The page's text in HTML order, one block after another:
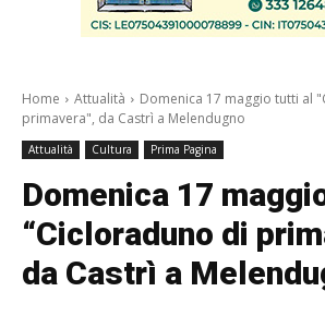
Home Attualità
Domenica 17 maggio tutti al
primavera", da Castrì a Melendugno
Attualità Cultura Prima Pagina
Domenica 17
“Cicloraduno di
da Castrì a